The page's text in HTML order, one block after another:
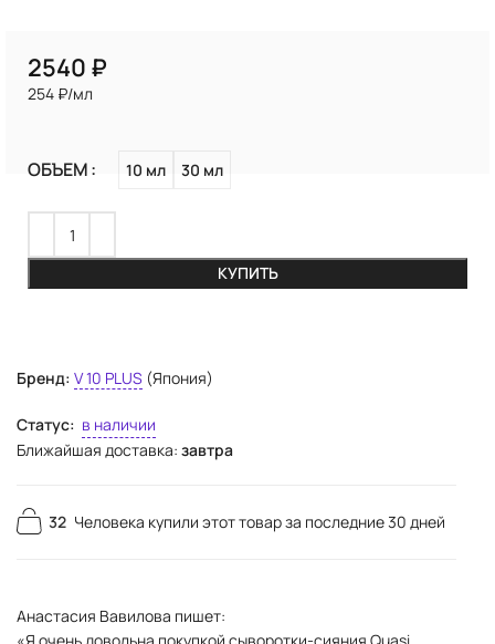
Бренд: V 10 PLUS (Япония)
Статус: в наличии
Ближайшая доставка: завтра
32 Человека купили этот товар за последние 30 дней
Анастасия Вавилова пишет:
₽
254 ₽/мл
ОБЪЕМ 10 мл 30 мл
КУПИТЬ